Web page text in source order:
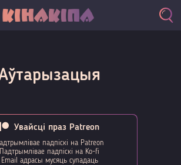
Увайсці праз Patreon
падпіскі на Patreon
Падтрымлівае падпіскі на Ko-fi
Email адрасы мусяць супадаць